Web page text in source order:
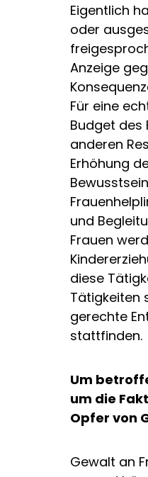
Eigentlich
oder
Anzeige
Für eine
Budget des
anderen
Erhöhung
und
Frauen
diese
Tätigkeiten
gerechte
stattfinden.
Um
um die
Opfer von
Gewalt an